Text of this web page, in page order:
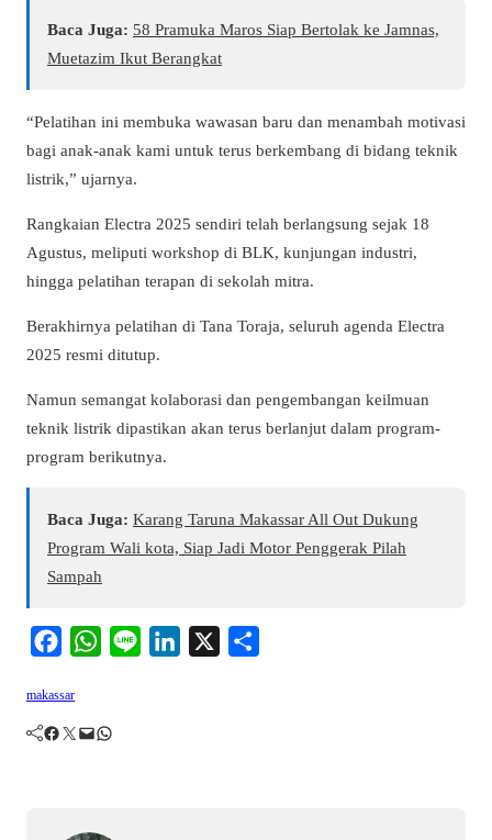
Baca Juga: 58 Pramuka Maros Siap Bertolak ke Jamnas,
Muetazim Ikut Berangkat
“Pelatihan ini membuka wawasan baru dan menambah motivasi
bagi anak-anak kami untuk terus berkembang di bidang teknik
listrik,” ujarnya.
Rangkaian Electra 2025 sendiri telah berlangsung sejak 18
Agustus, meliputi workshop di BLK, kunjungan industri,
hingga pelatihan terapan di sekolah mitra.
Berakhirnya pelatihan di Tana Toraja, seluruh agenda Electra
2025 resmi ditutup.
Namun semangat kolaborasi dan pengembangan keilmuan
teknik listrik dipastikan akan terus berlanjut dalam program-
program berikutnya.
Baca Juga: Karang Taruna Makassar All Out Dukung
Program Wali kota, Siap Jadi Motor Penggerak Pilah
Sampah
c
e
W
t
makassar
Facebook Twitter Mail WhatsApp